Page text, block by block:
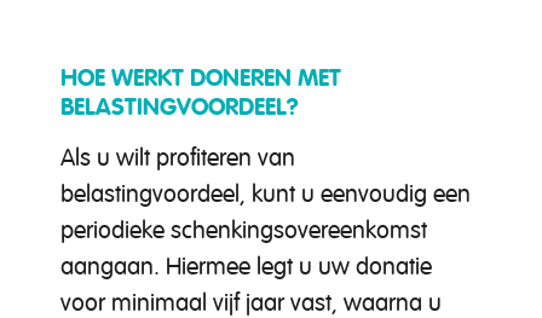
HOE WERKT DONEREN MET
BELASTINGVOORDEEL?
Als u wilt profiteren van
belastingvoordeel, kunt u eenvoudig een
periodieke schenkingsovereenkomst
aangaan. Hiermee legt u uw donatie
voor minimaal vijf jaar vast, waarna u